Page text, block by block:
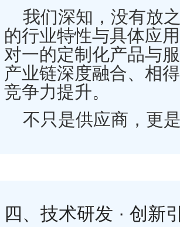
我们深知，没有放
的行业特性与具体应
对一的定制化产品与
产业链深度融合、相
竞争力提升。
不只是供应商，更
四、技术研发 · 创新